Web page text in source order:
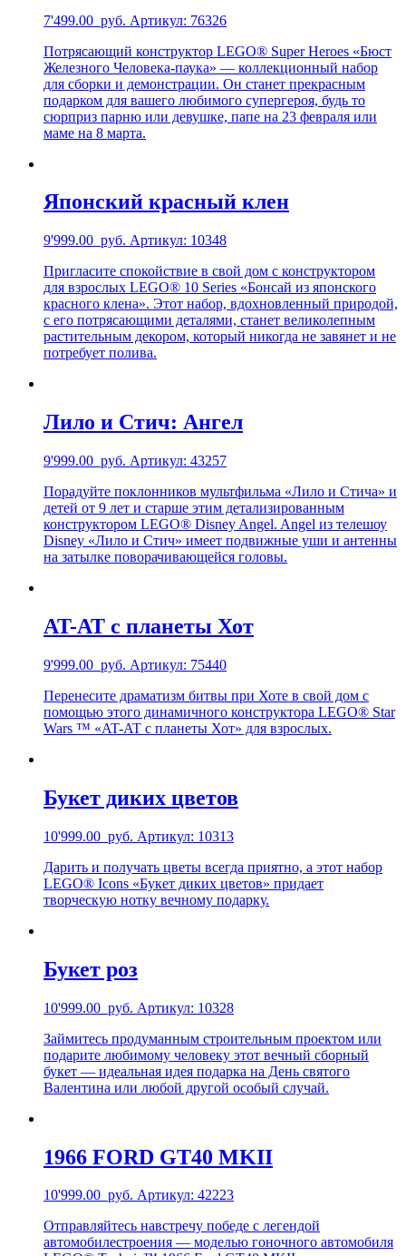
7'499.00 руб. Артикул: 76326
Потрясающий конструктор LEGO® Super Heroes «Бюст
Железного Человека-паука» — коллекционный набор
для сборки и демонстрации. Он станет прекрасным
подарком для вашего любимого супергероя, будь то
сюрприз парню или девушке, папе на 23 февраля или
маме на 8 марта.
Японский красный клен
9'999.00 руб. Артикул: 10348
Пригласите спокойствие в свой дом с конструктором
для взрослых LEGO® 10 Series «Бонсай из японского
красного клена». Этот набор, вдохновленный природой,
с его потрясающими деталями, станет великолепным
растительным декором, который никогда не завянет и не
потребует полива.
Лило и Стич: Ангел
9'999.00 руб. Артикул: 43257
Порадуйте поклонников мультфильма «Лило и Стича» и
детей от 9 лет и старше этим детализированным
конструктором LEGO® Disney Angel. Angel из телешоу
Disney «Лило и Стич» имеет подвижные уши и антенны
на затылке поворачивающейся головы.
AT-AT с планеты Хот
9'999.00 руб. Артикул: 75440
Перенесите драматизм битвы при Хоте в свой дом с
помощью этого динамичного конструктора LEGO® Star
Wars ™ «AT-AT с планеты Хот» для взрослых.
Букет диких цветов
10'999.00 руб. Артикул: 10313
Дарить и получать цветы всегда приятно, а этот набор
LEGO® Icons «Букет диких цветов» придает
творческую нотку вечному подарку.
Букет роз
10'999.00 руб. Артикул: 10328
Займитесь продуманным строительным проектом или
подарите любимому человеку этот вечный сборный
букет — идеальная идея подарка на День святого
Валентина или любой другой особый случай.
1966 FORD GT40 MKII
10'999.00 руб. Артикул: 42223
Отправляйтесь навстречу победе с легендой
автомобилестроения — моделью гоночного автомобиля